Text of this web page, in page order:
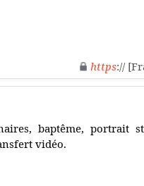
https://
baptême, portrait
vidéo.